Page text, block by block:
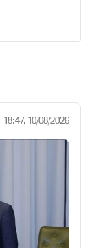
18:47, 10/08/2026